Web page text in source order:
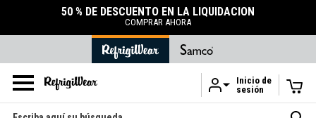
Ir al contenido principal
50 % DE DESCUENTO EN LA LIQUIDACIÓN
COMPRAR AHORA
Inicio de
sesión
Buscar